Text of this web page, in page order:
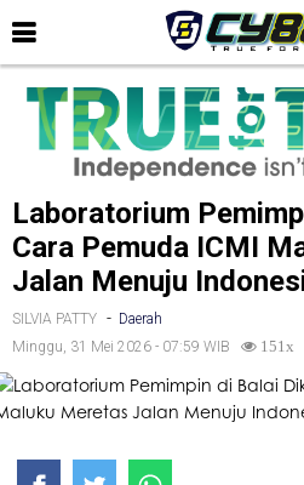
Laboratorium
Cara Pemuda ICMI
Jalan Menuju
SILVIA PATTY - Daerah
Minggu, 31 Mei 2026 - 07:59 WIB
151x